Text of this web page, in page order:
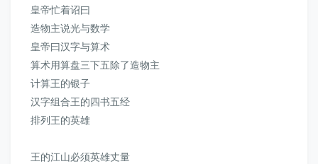
皇帝忙着诏曰
造物主说光与数学
皇帝曰汉字与算术
算术用算盘三下五除了造物主
计算王的银子
汉字组合王的四书五经
排列王的英雄
王的江山必须英雄丈量